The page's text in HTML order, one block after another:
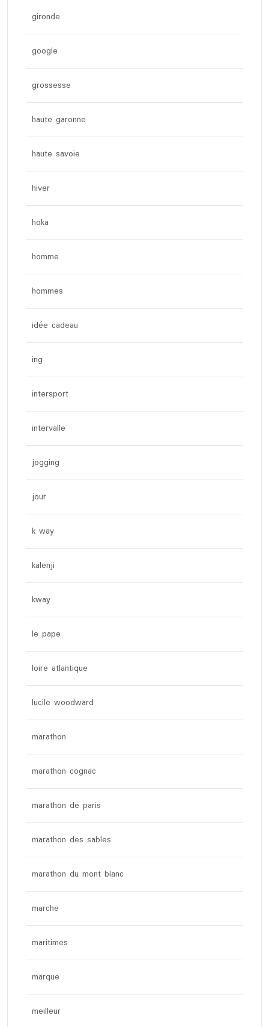
gironde
google
grossesse
haute garonne
haute savoie
hiver
hoka
homme
hommes
idée cadeau
ing
intersport
intervalle
jogging
jour
k way
kalenji
kway
le pape
loire atlantique
lucile woodward
marathon
marathon cognac
marathon de paris
marathon des sables
marathon du mont blanc
marche
maritimes
marque
meilleur